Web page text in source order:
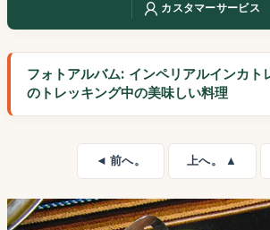
カスタマーサービス
フォトアルバム: インペリアルインカト
のトレッキング中の美味しい料理
◄ 前へ。 上へ。 ▲